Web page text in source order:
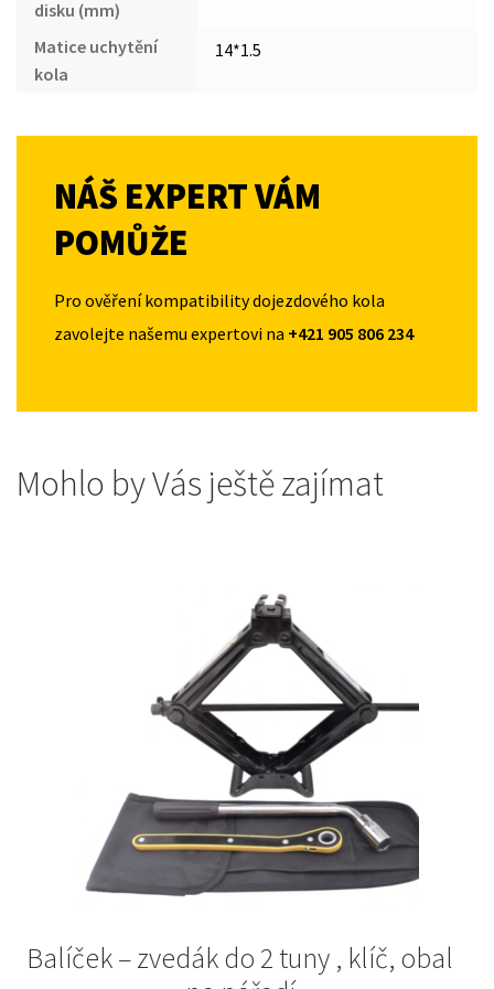
disku (mm)
Matice uchytění
kola
14*1.5
NÁŠ EXPERT VÁM
POMŮŽE
Pro ověření kompatibility dojezdového kola
zavolejte našemu expertovi na +421 905 806 234
Mohlo by Vás ještě zajímat
Balíček – zvedák do 2 tuny , klíč, obal